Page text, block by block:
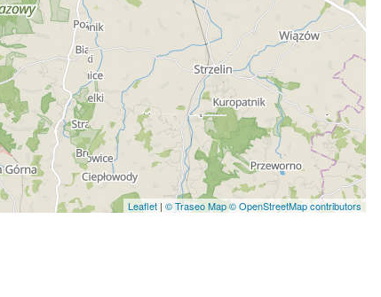
Leaflet | © Traseo Map© OpenStreetMap contributors